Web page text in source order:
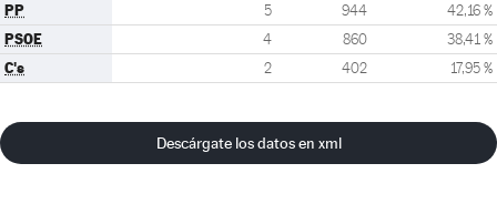
PP 5 944 42,16 %
PSOE 4 860 38,41 %
C's 2 402 17,95 %
Descárgate los datos en xml